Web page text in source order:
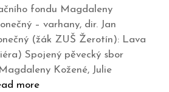
fondu Magdaleny
– varhany, dir. Jan
(žák ZUŠ Žerotín): Lava
Spojený pěvecký sbor
Kožené, Julie
more